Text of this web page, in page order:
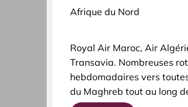
Afrique du Nord
Royal Air Maroc, Air
Transavia. Nombreuses
hebdomadaires vers
du Maghreb tout au long